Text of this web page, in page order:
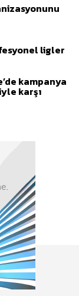
ligler
kampanya
karşı